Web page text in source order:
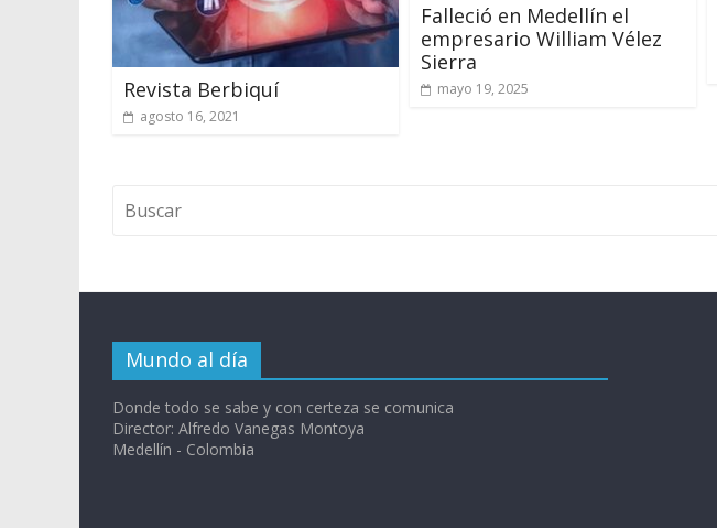
Revista Berbiquí
agosto 16, 2021
Falleció en Medellín el
empresario William Vélez
Sierra
mayo 19, 2025
Mundo al día
Donde todo se sabe y con certeza se comunica
Director: Alfredo Vanegas Montoya
Medellín - Colombia